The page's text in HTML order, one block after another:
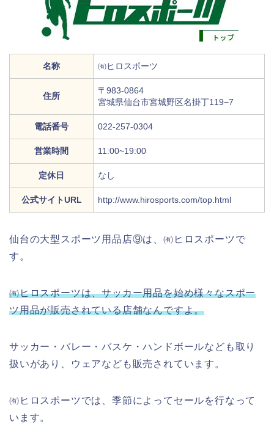
名称 ㈲ヒロスポーツ
住所
〒983-0864
宮城県仙台市宮城野区名掛丁119−7
電話番号 022-257-0304
営業時間 11:00~19:00
定休日 なし
公式サイトURL http://www.hirosports.com/top.html
仙台の大型スポーツ用品店⑨は、㈲ヒロスポーツで
す。
㈲ヒロスポーツは、サッカー用品を始め様々なスポー
ツ用品が販売されている店舗なんですよ。
サッカー・バレー・バスケ・ハンドボールなども取り
扱いがあり、ウェアなども販売されています。
㈲ヒロスポーツでは、季節によってセールを行なって
います。